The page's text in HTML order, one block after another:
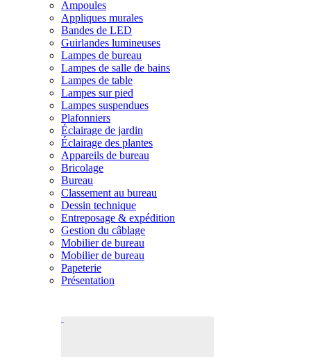
Ampoules
Appliques murales
Bandes de LED
Guirlandes lumineuses
Lampes de bureau
Lampes de salle de bains
Lampes de table
Lampes sur pied
Lampes suspendues
Plafonniers
Éclairage de jardin
Éclairage des plantes
Appareils de bureau
Bricolage
Bureau
Classement au bureau
Dessin technique
Entreposage & expédition
Gestion du câblage
Mobilier de bureau
Mobilier de bureau
Papeterie
Présentation